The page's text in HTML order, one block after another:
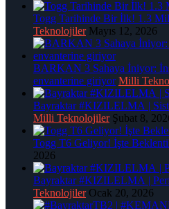
Togg Tarihinde Bir İlk! 1.3
Teknolojiler Mayıs 12, 2026
BARKAN 3 Sahaya İniyor:
envanterine giriyor Milli
Bayraktar #KIZILELMA |
Milli Teknolojiler Şubat 8,
Togg T6 Geliyor! İşte
2026
Bayraktar #KIZILELMA |
Teknolojiler Ocak 20, 2026